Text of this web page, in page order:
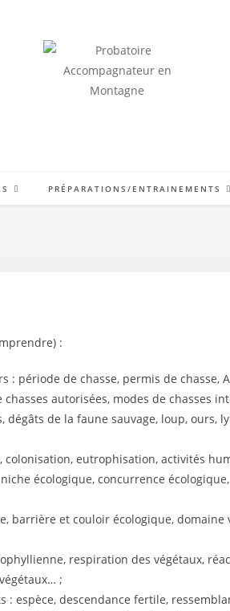
PRÉPARATIONS/ENTRAINEMENTS
:
période de chasse, permis de chasse,
autorisées, modes de chasses
de la faune sauvage, loup, ours,
eutrophisation, activités
écologique, concurrence
barrière et couloir écologique, domaine
respiration des végétaux,
;
: espèce, descendance fertile,